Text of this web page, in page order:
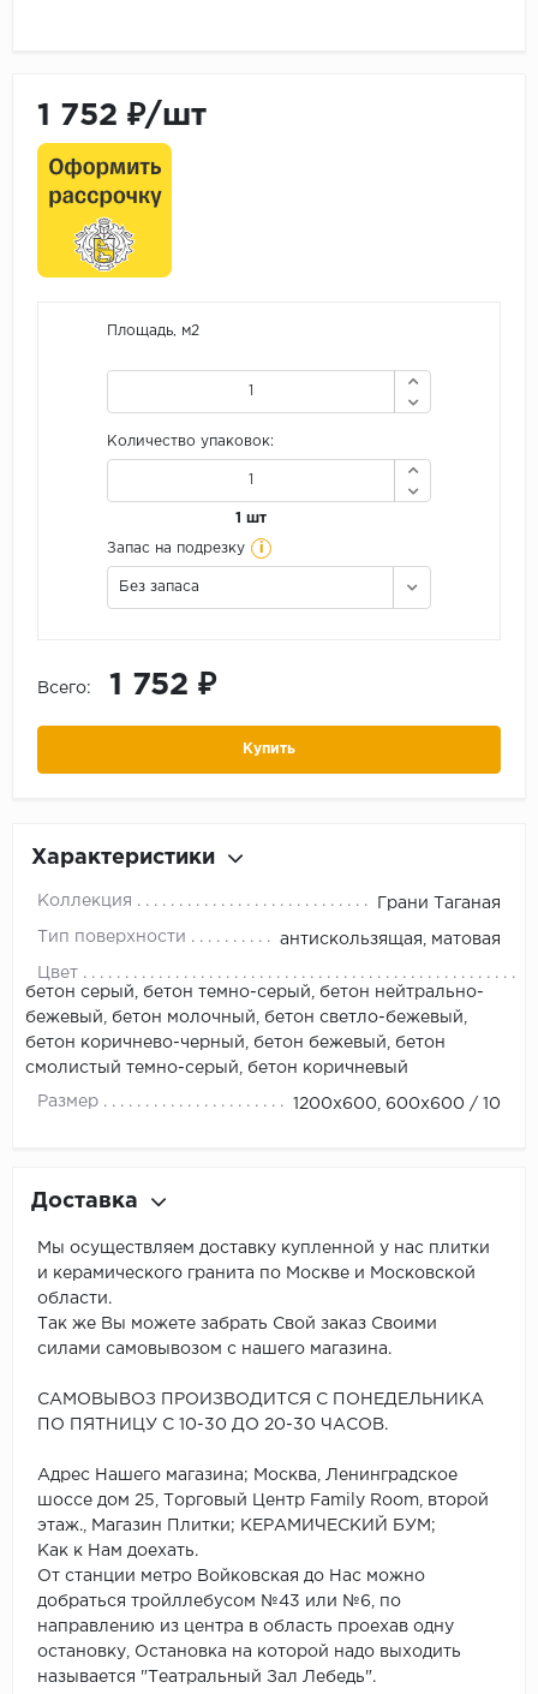
1 752 ₽/шт
Площадь, м2
Количество упаковок:
1 шт
Запас на подрезку i
Без запаса
Всего: 1 752 ₽
Купить
Характеристики
Коллекция Грани Таганая
Тип поверхности антискользящая, матовая
Цвет
бетон серый, бетон темно-серый, бетон нейтрально-
бежевый, бетон молочный, бетон светло-бежевый,
бетон коричнево-черный, бетон бежевый, бетон
смолистый темно-серый, бетон коричневый
Размер 1200х600, 600х600 / 10
Доставка
Мы осуществляем доставку купленной у нас плитки
и керамического гранита по Москве и Московской
области.
Так же Вы можете забрать Свой заказ Своими
силами самовывозом с нашего магазина.
САМОВЫВОЗ ПРОИЗВОДИТСЯ С ПОНЕДЕЛЬНИКА
ПО ПЯТНИЦУ С 10-30 ДО 20-30 ЧАСОВ.
Адрес Нашего магазина; Москва, Ленинградское
шоссе дом 25, Торговый Центр Family Room, второй
этаж., Магазин Плитки; КЕРАМИЧЕСКИЙ БУМ;
Как к Нам доехать.
От станции метро Войковская до Нас можно
добраться тройллебусом №43 или №6, по
направлению из центра в область проехав одну
остановку, Остановка на которой надо выходить
называется "Театральный Зал Лебедь".